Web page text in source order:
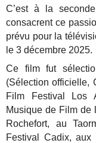
C’est à la
consacrent ce
prévu pour la
le 3 décembre 2025.
Ce film fut
(Sélection officielle,
Film Festival Los
Musique de Film
Rochefort, au
Festival Cadix, aux